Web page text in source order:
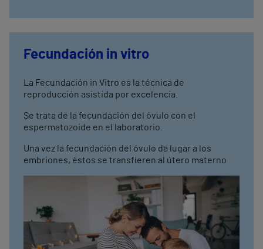
Fecundación in vitro
La Fecundación in Vitro es la técnica de
reproducción asistida por excelencia.
Se trata de la fecundación del óvulo con el
espermatozoide en el laboratorio.
Una vez la fecundación del óvulo da lugar a los
embriones, éstos se transfieren al útero materno